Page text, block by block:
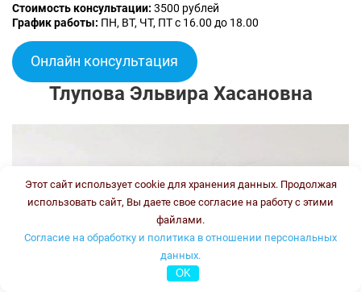
Стоимость консультации: 3500 рублей
График работы: ПН, ВТ, ЧТ, ПТ с 16.00 до 18.00
Онлайн консультация
Тлупова Эльвира Хасановна
Этот сайт использует cookie для хранения данных. Продолжая
использовать сайт, Вы даете свое согласие на работу с этими
файлами.
Согласие на обработку и политика в отношении персональных
данных.
OK